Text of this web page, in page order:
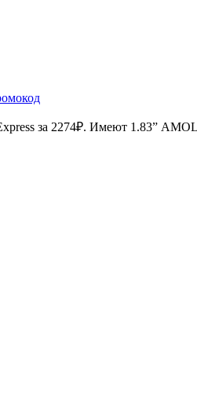
за 2274₽. Имеют 1.83”